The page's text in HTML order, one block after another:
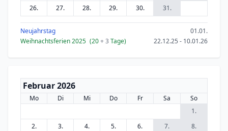
26.
27. 28. 29. 30. 31.
Neujahrstag
01.01.
Weihnachtsferien 2025 (20+ 3 Tage) 22.12.25 - 10.01.26
Februar 2026
Mo Di Mi Do Fr Sa
So
1.
2.
3. 4. 5. 6. 7.
8.